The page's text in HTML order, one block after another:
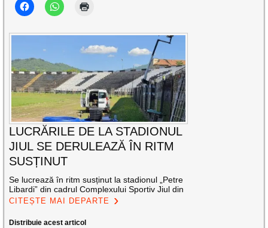
LUCRĂRILE DE LA STADIONUL
JIUL SE DERULEAZĂ ÎN RITM
SUSȚINUT
Se lucrează în ritm susținut la stadionul „Petre
Libardi” din cadrul Complexului Sportiv Jiul din
CITEȘTE MAI DEPARTE
Distribuie acest articol